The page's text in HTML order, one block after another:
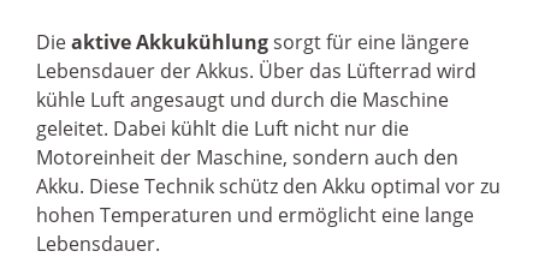
Dieaktive Akkukühlungsorgt für eine längere
Lebensdauer der Akkus. Über das Lüfterrad wird
kühle Luft angesaugt und durch die Maschine
geleitet. Dabei kühlt die Luft nicht nur die
Motoreinheit der Maschine, sondern auch den
Akku. Diese Technik schütz den Akku optimal vor zu
hohen Temperaturen und ermöglicht eine lange
Lebensdauer.